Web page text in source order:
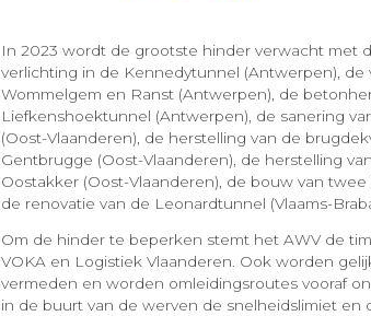
In 2023 wordt de grootste hinder verwacht met
verlichting in de Kennedytunnel (Antwerpen),
Wommelgem en Ranst (Antwerpen), de
Liefkenshoektunnel (Antwerpen), de sanering
(Oost-Vlaanderen), de herstelling van de
Gentbrugge (Oost-Vlaanderen), de herstelling
Oostakker (Oost-Vlaanderen), de bouw van
de renovatie van de Leonardtunnel (Vlaams-
Om de hinder te beperken stemt het AWV de
VOKA en Logistiek Vlaanderen. Ook worden
vermeden en worden omleidingsroutes vooraf
in de buurt van de werven de snelheidslimiet en